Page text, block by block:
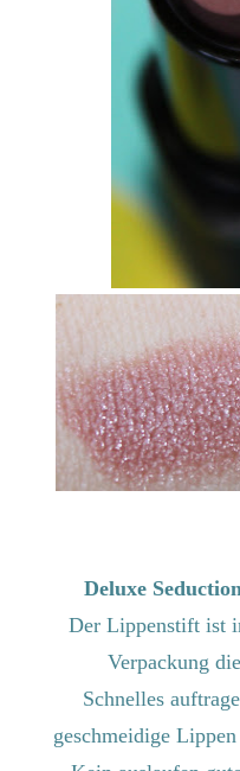
Deluxe
Der Lippenstift ist
Verpackung
Schnelles
geschmeidige